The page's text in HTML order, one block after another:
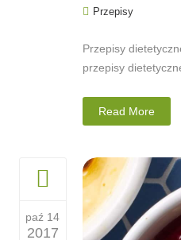
Przepisy
Przepisy
przepisy
Read More
paź 14
2017